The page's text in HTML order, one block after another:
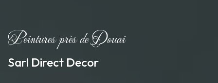
Peintures près de Douai
Sarl Direct Decor